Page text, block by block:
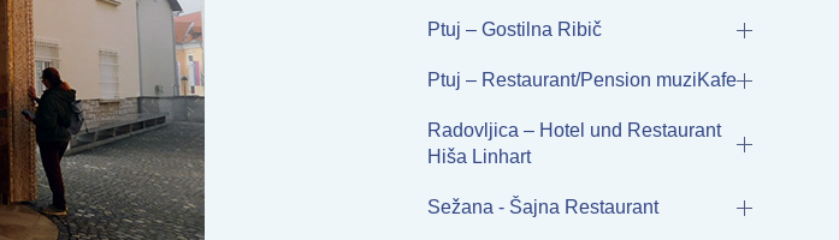
Ptuj – Gostilna Ribič
Ptuj – Restaurant/Pension muziKafe
Radovljica – Hotel und Restaurant
Hiša Linhart
Sežana - Šajna Restaurant